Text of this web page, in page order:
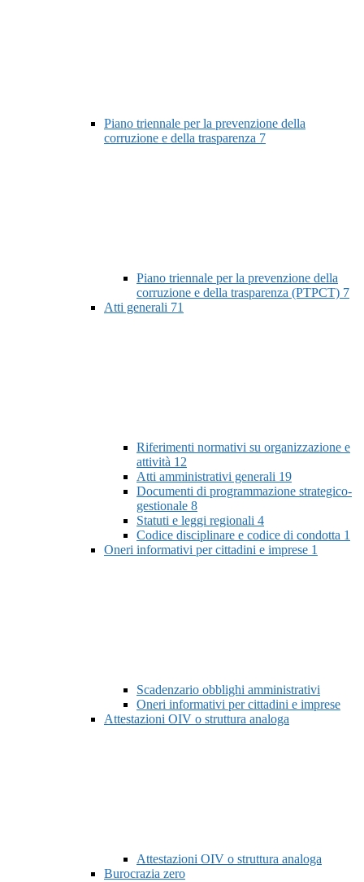
Piano triennale per la prevenzione della
corruzione e della trasparenza 7
Piano triennale per la prevenzione della
corruzione e della trasparenza (PTPCT) 7
Atti generali 71
Riferimenti normativi su organizzazione e
attività 12
Atti amministrativi generali 19
Documenti di programmazione strategico-
gestionale 8
Statuti e leggi regionali 4
Codice disciplinare e codice di condotta 1
Oneri informativi per cittadini e imprese 1
Scadenzario obblighi amministrativi
Oneri informativi per cittadini e imprese
Attestazioni OIV o struttura analoga
Attestazioni OIV o struttura analoga
Burocrazia zero